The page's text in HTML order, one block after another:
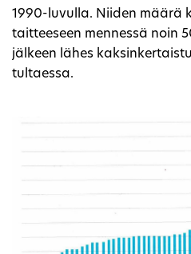
1990-luvulla. Niiden määrä
taitteeseen mennessä noin
jälkeen lähes
tultaessa.